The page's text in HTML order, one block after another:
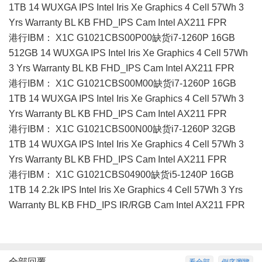
1TB 14 WUXGA IPS Intel Iris Xe Graphics 4 Cell 57Wh 3
Yrs Warranty BL KB FHD_IPS Cam Intel AX211 FPR
港行IBM： X1C G1021CBS00P00缺货i7-1260P 16GB
512GB 14 WUXGA IPS Intel Iris Xe Graphics 4 Cell 57Wh
3 Yrs Warranty BL KB FHD_IPS Cam Intel AX211 FPR
港行IBM： X1C G1021CBS00M00缺货i7-1260P 16GB
1TB 14 WUXGA IPS Intel Iris Xe Graphics 4 Cell 57Wh 3
Yrs Warranty BL KB FHD_IPS Cam Intel AX211 FPR
港行IBM： X1C G1021CBS00N00缺货i7-1260P 32GB
1TB 14 WUXGA IPS Intel Iris Xe Graphics 4 Cell 57Wh 3
Yrs Warranty BL KB FHD_IPS Cam Intel AX211 FPR
港行IBM： X1C G1021CBS04900缺货i5-1240P 16GB
1TB 14 2.2k IPS Intel Iris Xe Graphics 4 Cell 57Wh 3 Yrs
Warranty BL KB FHD_IPS IR/RGB Cam Intel AX211 FPR